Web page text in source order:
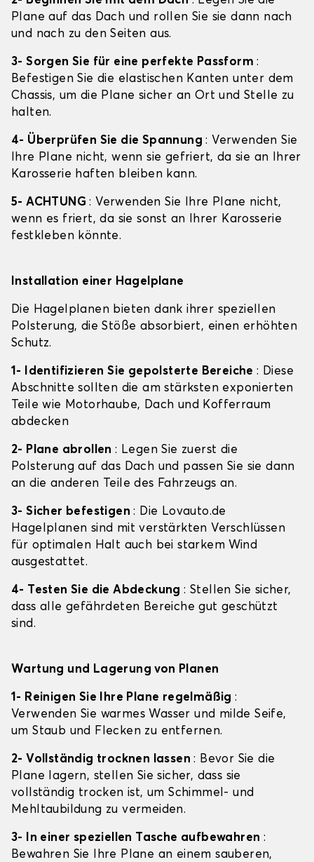
Plane auf das Dach und rollen Sie sie dann nach
und nach zu den Seiten aus.
3- Sorgen Sie für eine perfekte Passform:
Befestigen Sie die elastischen Kanten unter dem
Chassis, um die Plane sicher an Ort und Stelle zu
halten.
4- Überprüfen Sie die Spannung: Verwenden Sie
Ihre Plane nicht, wenn sie gefriert, da sie an Ihrer
Karosserie haften bleiben kann.
5- ACHTUNG: Verwenden Sie Ihre Plane nicht,
wenn es friert, da sie sonst an Ihrer Karosserie
festkleben könnte.
Installation einer Hagelplane
Die Hagelplanen bieten dank ihrer speziellen
Polsterung, die Stöße absorbiert, einen erhöhten
Schutz.
1- Identifizieren Sie gepolsterte Bereiche: Diese
Abschnitte sollten die am stärksten exponierten
Teile wie Motorhaube, Dach und Kofferraum
abdecken
2- Plane abrollen: Legen Sie zuerst die
Polsterung auf das Dach und passen Sie sie dann
an die anderen Teile des Fahrzeugs an.
3- Sicher befestigen: Die Lovauto.de
Hagelplanen sind mit verstärkten Verschlüssen
für optimalen Halt auch bei starkem Wind
ausgestattet.
4- Testen Sie die Abdeckung: Stellen Sie sicher,
dass alle gefährdeten Bereiche gut geschützt
sind.
Wartung und Lagerung von Planen
1- Reinigen Sie Ihre Plane regelmäßig:
Verwenden Sie warmes Wasser und milde Seife,
um Staub und Flecken zu entfernen.
2- Vollständig trocknen lassen: Bevor Sie die
Plane lagern, stellen Sie sicher, dass sie
vollständig trocken ist, um Schimmel- und
Mehltaubildung zu vermeiden.
3- In einer speziellen Tasche aufbewahren :
Bewahren Sie Ihre Plane an einem sauberen,